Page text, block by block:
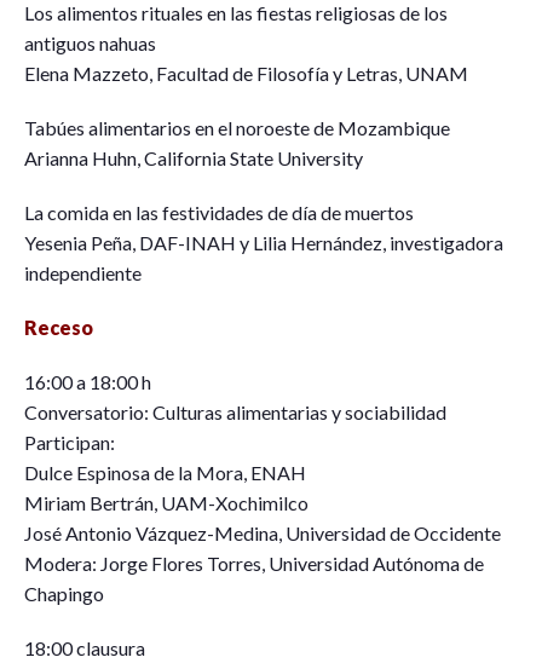
Los alimentos rituales en las fiestas religiosas de los
antiguos nahuas
Elena Mazzeto, Facultad de Filosofía y Letras, UNAM
Tabúes alimentarios en el noroeste de Mozambique
Arianna Huhn, California State University
La comida en las festividades de día de muertos
Yesenia Peña, DAF-INAH y Lilia Hernández, investigadora
independiente
Receso
16:00 a 18:00 h
Conversatorio: Culturas alimentarias y sociabilidad
Participan:
Dulce Espinosa de la Mora, ENAH
Miriam Bertrán, UAM-Xochimilco
José Antonio Vázquez-Medina, Universidad de Occidente
Modera: Jorge Flores Torres, Universidad Autónoma de
Chapingo
18:00 clausura